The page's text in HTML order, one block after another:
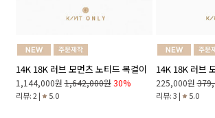
14K 18K 러브 모먼츠 노티드 목걸이
1,144,000원 1,642,000원 30%
리뷰: 2 | 5.0
14K 18K 러브
225,000원
리뷰: 3 | 5.0